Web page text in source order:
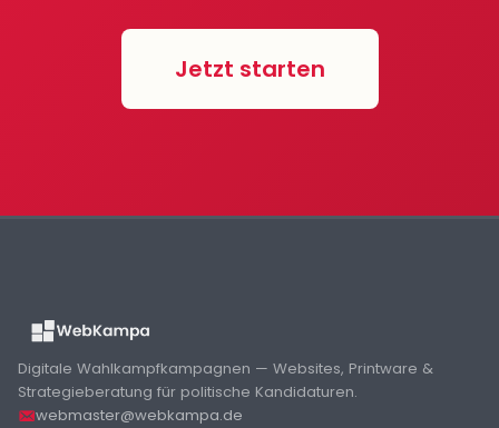
Jetzt starten
Digitale Wahlkampfkampagnen — Websites, Printware &
Strategieberatung für politische Kandidaturen.
webmaster@webkampa.de